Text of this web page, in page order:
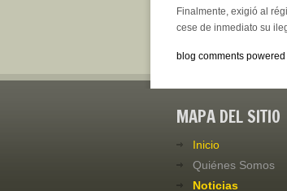
Finalmente, exigió al
cese de inmediato su
blog comments powered
MAPA DEL SITIO
Inicio
Quiénes Somos
Noticias